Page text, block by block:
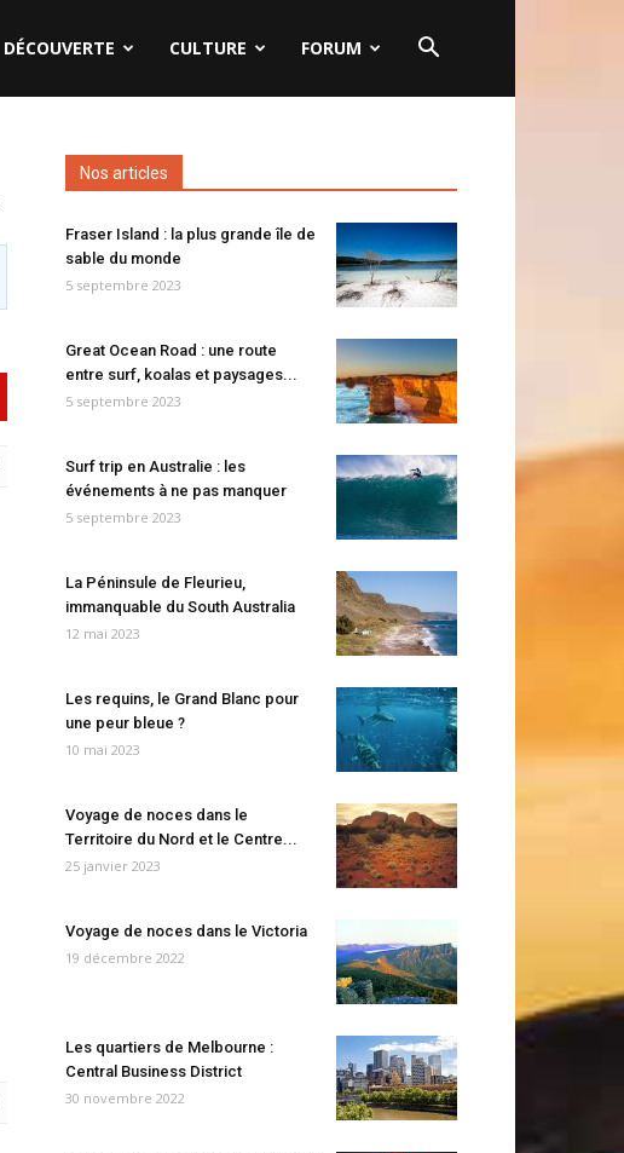
DÉCOUVERTE CULTURE FORUM
Nos articles
Fraser Island : la plus grande île de
sable du monde
5 septembre 2023
Great Ocean Road : une route
entre surf, koalas et paysages...
5 septembre 2023
Surf trip en Australie : les
événements à ne pas manquer
5 septembre 2023
La Péninsule de Fleurieu,
immanquable du South Australia
12 mai 2023
Les requins, le Grand Blanc pour
une peur bleue ?
10 mai 2023
Voyage de noces dans le
Territoire du Nord et le Centre...
25 janvier 2023
Voyage de noces dans le Victoria
19 décembre 2022
Les quartiers de Melbourne :
Central Business District
30 novembre 2022